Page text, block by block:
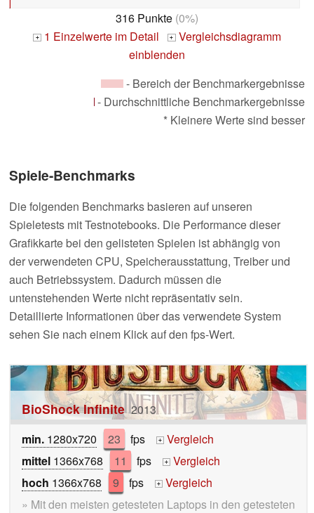
316 Punkte (0%)
+ 1 Einzelwerte im Detail + Vergleichsdiagramm
einblenden
- Bereich der Benchmarkergebnisse
- Durchschnittliche Benchmarkergebnisse
* Kleinere Werte sind besser
Spiele-Benchmarks
Die folgenden Benchmarks basieren auf unseren
Spieletests mit Testnotebooks. Die Performance dieser
Grafikkarte bei den gelisteten Spielen ist abhängig von
der verwendeten CPU, Speicherausstattung, Treiber und
auch Betriebssystem. Dadurch müssen die
untenstehenden Werte nicht repräsentativ sein.
Detaillierte Informationen über das verwendete System
sehen Sie nach einem Klick auf den fps-Wert.
BioShock Infinite 2013
min. 1280x720 23 fps +
Vergleich
mittel 1366x768 11 fps +
Vergleich
hoch 1366x768 9 fps +
Vergleich
» Mit den meisten getesteten Laptops in den getesteten